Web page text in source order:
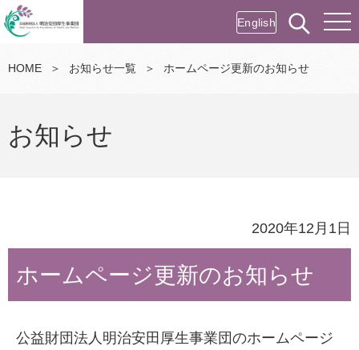
English
HOME ＞ お知らせ一覧 ＞ ホームページ更新のお知らせ
お知らせ
2020年12月1日
ホームページ更新のお知らせ
公益財団法人明治安田厚生事業団のホームページ